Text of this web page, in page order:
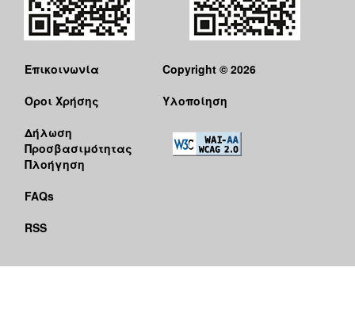
Επικοινωνία
Όροι Χρήσης
Δήλωση
Προσβασιμότητας
Πλοήγηση
FAQs
RSS
Copyright © 2026
Υλοποίηση